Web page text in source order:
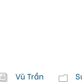
Vũ Trần